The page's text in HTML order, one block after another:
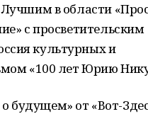
в области
с просветительским
культурных и
«100 лет Юрию
будущем» от «Вот-